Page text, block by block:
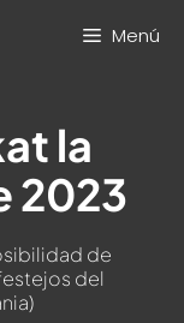
Menú
la
2023
de
del